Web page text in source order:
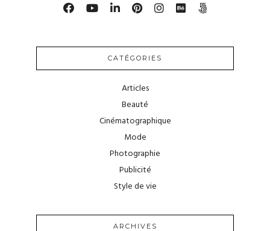
CATÉGORIES
Articles
Beauté
Cinématographique
Mode
Photographie
Publicité
Style de vie
ARCHIVES